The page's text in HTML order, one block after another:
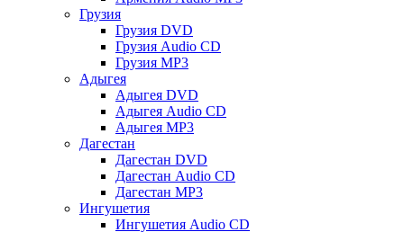
Грузия
Грузия DVD
Грузия Audio CD
Грузия MP3
Адыгея
Адыгея DVD
Адыгея Audio CD
Адыгея MP3
Дагестан
Дагестан DVD
Дагестан Audio CD
Дагестан MP3
Ингушетия
Ингушетия Audio CD